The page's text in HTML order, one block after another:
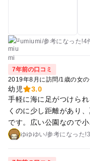
umiumi/参考に なった!4
7年前の口コミ
2019年8月に訪問/1歳の女
幼児
3.0
手軽に海に足がつけら
くのに少し距離があり
です。広い公園なので
いと思います。
ゆゆゆい/参考に なった!